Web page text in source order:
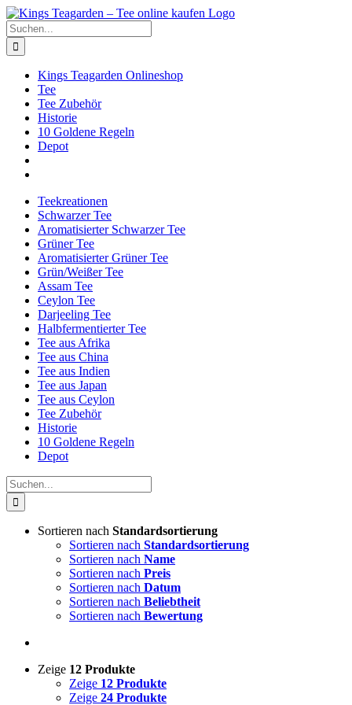
Zum
Inhalt
springen
Facebook
X
Instagram
Pinterest
Suche
nach:
Kings Teagarden Onlineshop
Tee
Tee Zubehör
Historie
10 Goldene Regeln
Depot
Teekreationen
Schwarzer Tee
Aromatisierter Schwarzer Tee
Grüner Tee
Aromatisierter Grüner Tee
Grün/Weißer Tee
Assam Tee
Ceylon Tee
Darjeeling Tee
Halbfermentierter Tee
Tee aus Afrika
Tee aus China
Tee aus Indien
Tee aus Japan
Tee aus Ceylon
Tee Zubehör
Historie
10 Goldene Regeln
Depot
Suche
nach:
Sortieren nach Standardsortierung
Sortieren nach Standardsortierung
Sortieren nach Name
Sortieren nach Preis
Sortieren nach Datum
Sortieren nach Beliebtheit
Sortieren nach Bewertung
Zeige 12 Produkte
Zeige 12 Produkte
Zeige 24 Produkte